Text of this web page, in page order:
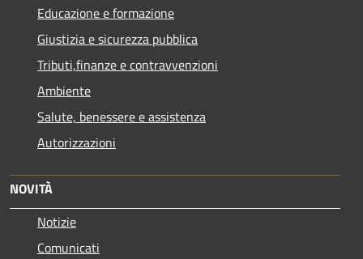
Educazione e formazione
Giustizia e sicurezza pubblica
Tributi,finanze e contravvenzioni
Ambiente
Salute, benessere e assistenza
Autorizzazioni
NOVITÀ
Notizie
Comunicati